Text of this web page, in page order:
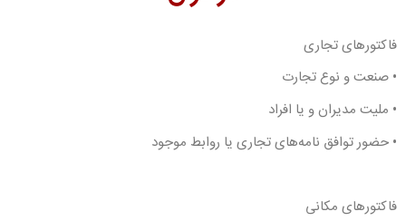
فاکتورهای تجاری
• صنعت و نوع تجارت
• ملیت مدیران و یا افراد
• حضور توافق نامه‌های تجاری یا روابط موجود
فاکتورهای مکانی